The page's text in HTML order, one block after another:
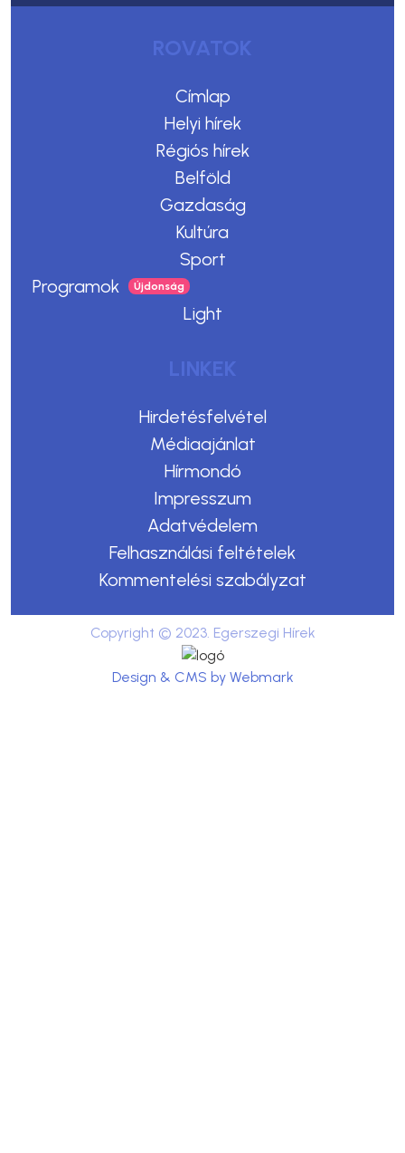
ROVATOK
Címlap
Helyi hírek
Régiós hírek
Belföld
Gazdaság
Kultúra
Sport
Programok
Light
LINKEK
Hirdetésfelvétel
Médiaajánlat
Hírmondó
Impresszum
Adatvédelem
Felhasználási feltételek
Kommentelési szabályzat
Copyright © 2023. Egerszegi Hírek
Design & CMS by Webmark